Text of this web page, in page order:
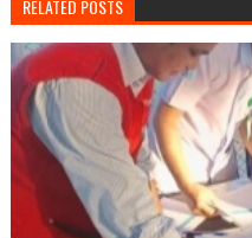
RELATED POSTS